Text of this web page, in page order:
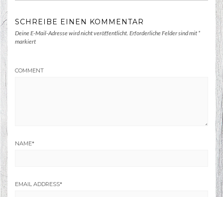
SCHREIBE EINEN KOMMENTAR
Deine E-Mail-Adresse wird nicht veröffentlicht. Erforderliche Felder sind mit *
markiert
COMMENT
NAME*
EMAIL ADDRESS*